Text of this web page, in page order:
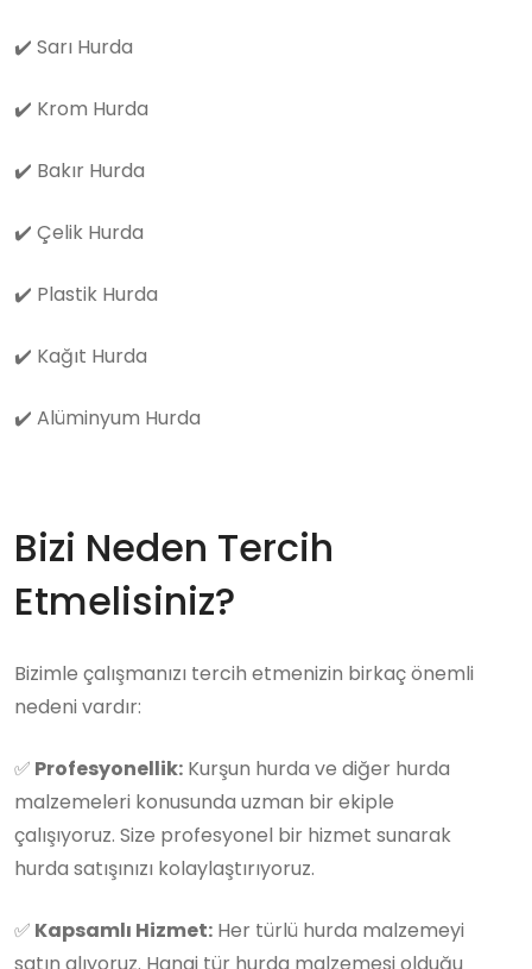
✔️ Sarı Hurda
✔️ Krom Hurda
✔️ Bakır Hurda
✔️ Çelik Hurda
✔️ Plastik Hurda
✔️ Kağıt Hurda
✔️ Alüminyum Hurda
Bizi Neden Tercih
Etmelisiniz?
Bizimle çalışmanızı tercih etmenizin birkaç önemli
nedeni vardır:
✅ Profesyonellik: Kurşun hurda ve diğer hurda
malzemeleri konusunda uzman bir ekiple
çalışıyoruz. Size profesyonel bir hizmet sunarak
hurda satışınızı kolaylaştırıyoruz.
✅ Kapsamlı Hizmet: Her türlü hurda malzemeyi
satın alıyoruz. Hangi tür hurda malzemesi olduğu